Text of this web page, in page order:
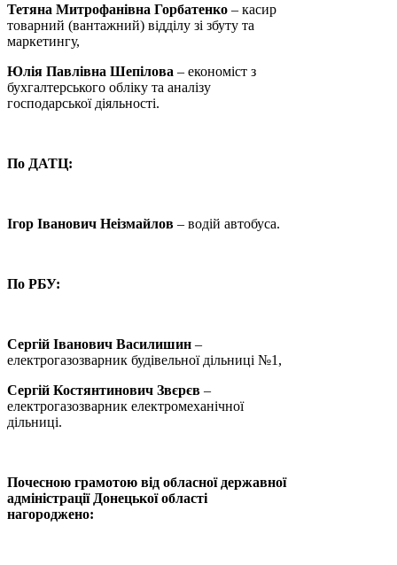
Тетяна Митрофанівна Горбатенко – касир
товарний (вантажний) відділу зі збуту та
маркетингу,
Юлія Павлівна Шепілова – економіст з
бухгалтерського обліку та аналізу
господарської діяльності.
По ДАТЦ:
Ігор Іванович Неізмайлов – водій автобуса.
По РБУ:
Сергій Іванович Василишин –
електрогазозварник будівельної дільниці №1,
Сергій Костянтинович Звєрєв –
електрогазозварник електромеханічної
дільниці.
Почесною грамотою від обласної державної
адміністрації Донецької області
нагороджено: